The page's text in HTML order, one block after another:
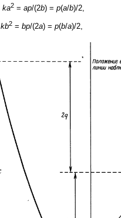
ka2 = ap/(2b) = p(a/b)/2,
kb2 = bp/(2a) = p(b/a)/2,